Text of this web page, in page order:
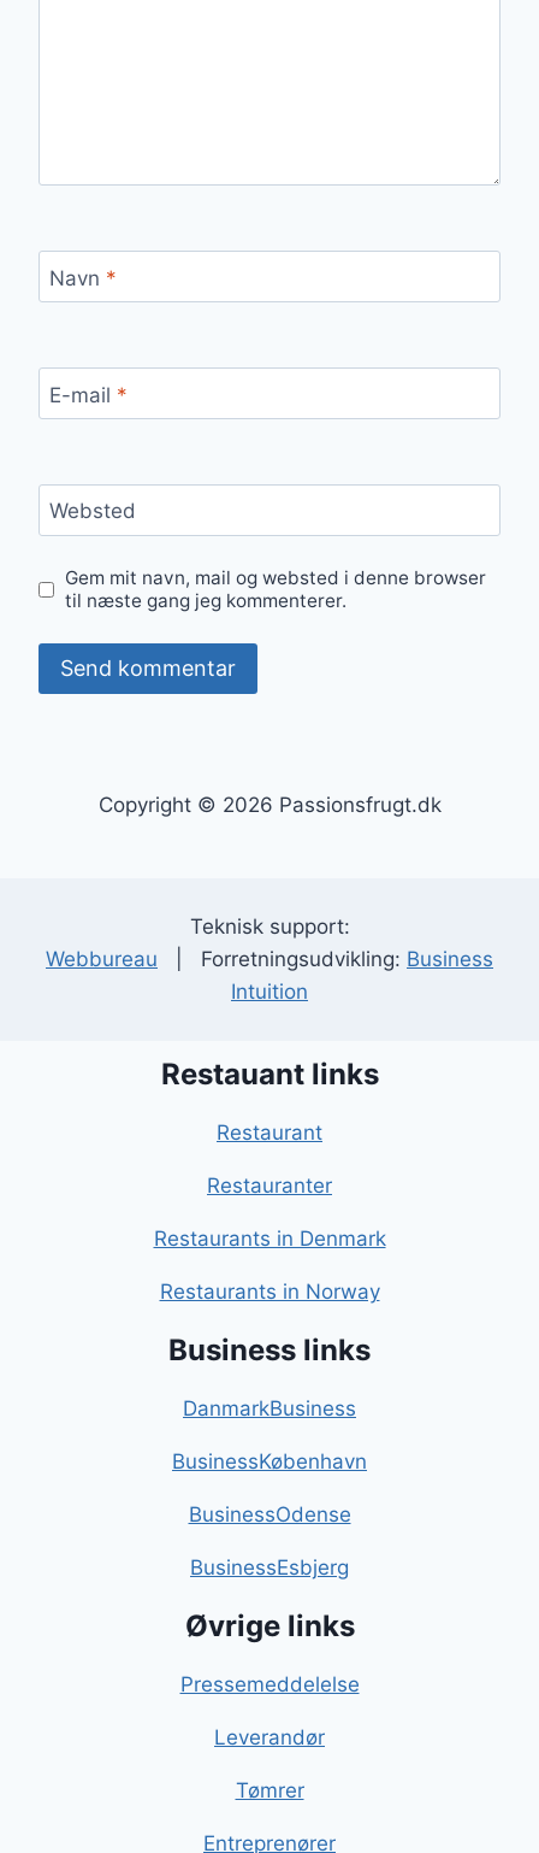
Navn *
E-mail *
Websted
Gem mit navn, mail og websted i denne browser
til næste gang jeg kommenterer.
Copyright © 2026 Passionsfrugt.dk
Teknisk support:
Webbureau | Forretningsudvikling: Business
Intuition
Restauant links
Restaurant
Restauranter
Restaurants in Denmark
Restaurants in Norway
Business links
DanmarkBusiness
BusinessKøbenhavn
BusinessOdense
BusinessEsbjerg
Øvrige links
Pressemeddelelse
Leverandør
Tømrer
Entreprenører